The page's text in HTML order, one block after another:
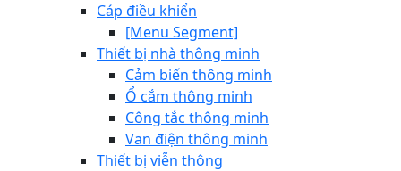
Cáp điều khiển
[Menu Segment]
Thiết bị nhà thông minh
Cảm biến thông minh
Ổ cắm thông minh
Công tắc thông minh
Van điện thông minh
Thiết bị viễn thông